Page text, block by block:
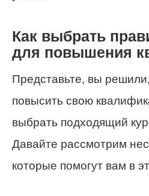
Как выбрать
для повышения
Представьте, вы
повысить свою
выбрать подходящий
Давайте рассмотрим
которые помогут вам в